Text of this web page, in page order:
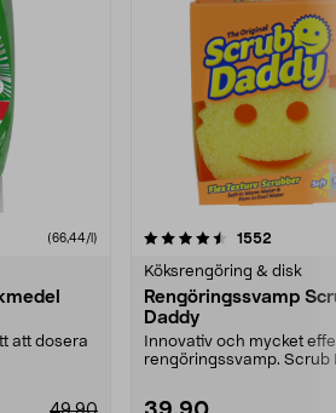
(66,44/l)
att dosera
1552
Köksrengöring & disk
Rengöringssvamp
Daddy
Innovativ och mycket
rengöringssvamp. Scrub
4.5 av 5 stjärnor